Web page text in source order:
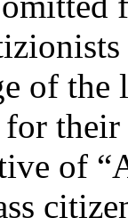
of the
for their
of “